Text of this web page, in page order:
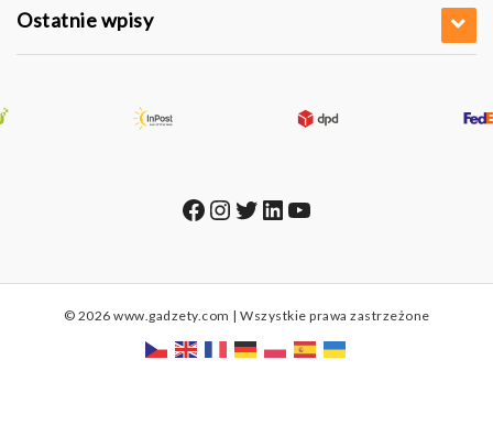
Ostatnie wpisy
Facebook
Instagram
Twitter
LinkedIn
YouTube
© 2026 www.gadzety.com | Wszystkie prawa zastrzeżone